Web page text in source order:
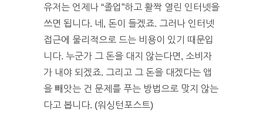
유저는 언제나 “졸업”하고 활짝 열린 인터넷을
쓰면 됩니다. 네, 돈이 들겠죠. 그러나 인터넷
접근에 물리적으로 드는 비용이 있기 때문입
니다. 누군가 그 돈을 대지 않는다면, 소비자
가 내야 되겠죠. 그리고 그 돈을 대겠다는 앱
을 빼앗는 건 문제를 푸는 방법으로 맞지 않는
다고 봅니다. (워싱턴포스트)